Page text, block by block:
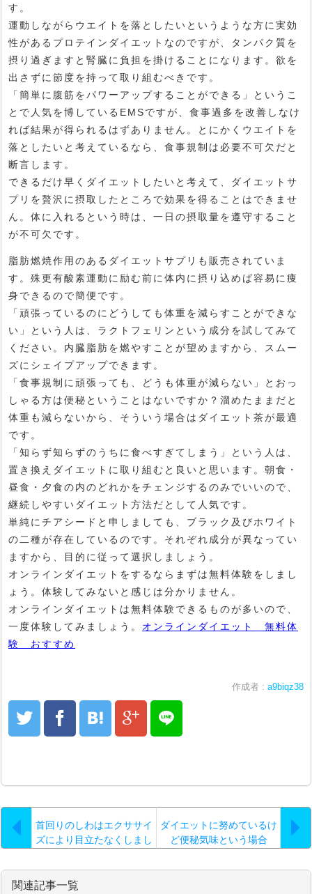
す。
運動しながらウエイトを落としたいというような方に実効
性があるプロテインダイエットなのですが、タンパク質を
摂り過ぎますと腎臓に負担を掛けることになります。欲を
出さずに節度を持って取り組むべきです。
「簡単に腹筋をパワーアップすることができる」というこ
とで人気を博しているEMSですが、食事過多を改善しなけ
れば結果が得られるはずありません。とにかくウエイトを
落としたいと考えているなら、食事規制は必要不可欠だと
断言します。
できるだけ早くダイエットしたいと考えて、ダイエットサ
プリを贅沢に摂取したところで効果を得ることはできませ
ん。体に入れるという時は、一日の摂取量を遵守すること
が不可欠です。
脂肪燃焼作用のあるダイエットサプリも販売されていま
す。殊更有酸素運動に励む前に体内に摂り込めば容易に痩
身できるので簡便です。
「頑張っているのにどうしても体重を減らすことができな
い」という人は、ラクトフェリンという成分を試してみて
ください。内臓脂肪を燃やすことが望めますから、スムー
ズにシェイプアップできます。
「食事規制に頑張っても、どうも体重が減らない」とおっ
しゃる方は便秘ということはないですか？溜めたままだと
体重も減らないから、そういう場合はダイエット茶が最適
です。
「知らず知らずのうちに食べすぎてしまう」という人は、
置き換えダイエットに取り組むと良いと思います。朝食・
昼食・夕食の内のどれかをチェンジするのみでいいので、
継続しやすいダイエット方法だとして人気です。
単純にチアシードと申しましても、ブラック及びホワイト
の二種が存在しているのです。それぞれ成分が異なってい
ますから、目的に従って選択しましょう。
オンラインダイエットをするならまずは無料体験をしまし
ょう。体験してみないと感じは分かりません。
オンラインダイエットは無料体験できるものが多いので、
一度体験してみましょう。 オンラインダイエット 無料体
験 おすすめ
作成者 : a9biqz38
首回りのしわはエクササイ
ズにより目立たなくしまし
ダイエットに努めているけ
ど便秘気味という場合
関連記事一覧